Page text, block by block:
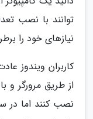
توانند با نصب
نیازهای خود را
کاربران ویندوز
از طریق مرورگر و
نصب کنند اما در